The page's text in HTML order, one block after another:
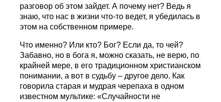
разговор об этом зайдет. А почему нет? Ведь я
знаю, что нас в жизни что-то ведет, я убедилась в
этом на собственном примере.
Что именно? Или кто? Бог? Если да, то чей?
Забавно, но в бога я, можно сказать, не верю, по
крайней мере, в его традиционном христианском
понимании, а вот в судьбу – другое дело. Как
говорила старая и мудрая черепаха в одном
известном мультике: «Случайности не